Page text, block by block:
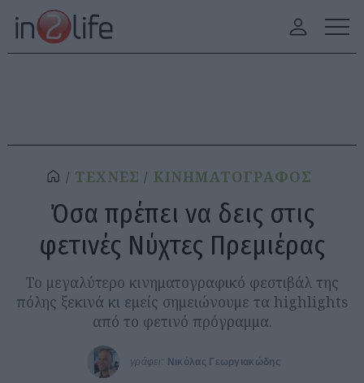
ΤΕΧΝΕΣ ΚΙΝΗΜΑΤΟΓΡΑΦΟΣ
Όσα πρέπει να δεις στις
φετινές Νύχτες Πρεμιέρας
Το μεγαλύτερο κινηματογραφικό φεστιβάλ της
πόλης ξεκινά κι εμείς σημειώνουμε τα highlights
από το φετινό πρόγραμμα.
γράφει: Νικόλας Γεωργιακώδης